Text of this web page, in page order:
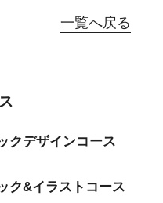
一覧へ戻る
クデザインコース
ク&イラストコース